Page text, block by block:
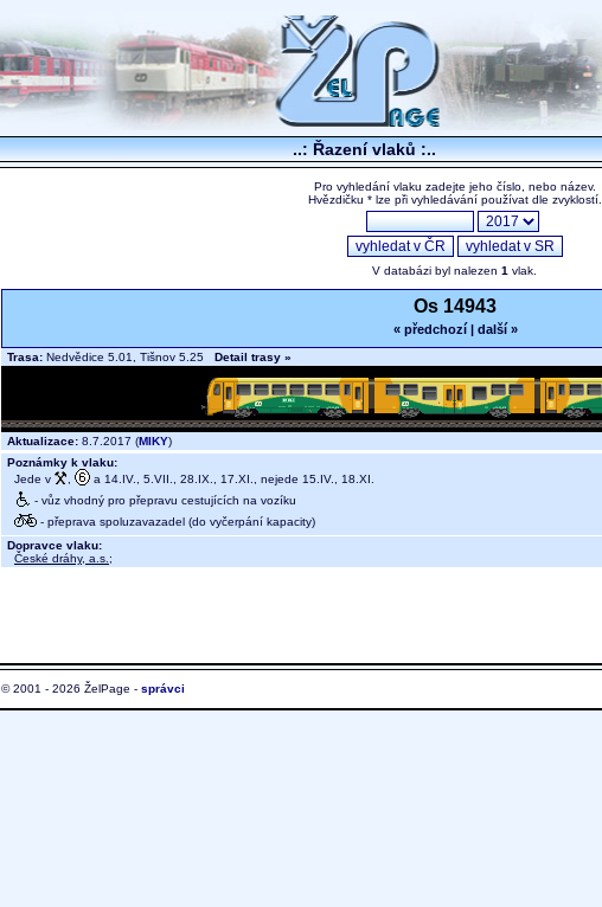
..: Řazení vlaků :..
Pro vyhledání vlaku zadejte jeho číslo, nebo název.
Hvězdičku * lze při vyhledávání používat dle zvyklostí.
V databázi byl nalezen 1 vlak.
Os 14943
« předchozí| další »
Trasa: Nedvědice 5.01, Tišnov 5.25 Detail trasy »
Aktualizace: 8.7.2017 (MIKY)
Poznámky k vlaku:
Jede v
a 14.IV., 5.VII., 28.IX., 17.XI., nejede 15.IV., 18.XI.
- vůz vhodný pro přepravu cestujících na vozíku
- přeprava spoluzavazadel (do vyčerpání kapacity)
Dopravce vlaku:
České dráhy, a.s. ;
© 2001 - 2026 ŽelPage - správci